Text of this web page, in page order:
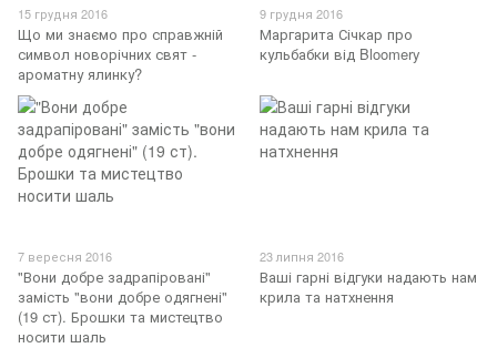
15 грудня 2016
Що ми знаємо про справжній
символ новорічних свят -
ароматну ялинку?
9 грудня 2016
Маргарита Січкар про
кульбабки від Bloomery
7 вересня 2016
"Вони добре задрапіровані"
замість "вони добре одягнені"
(19 ст). Брошки та мистецтво
носити шаль
23 липня 2016
Ваші гарні відгуки надають нам
крила та натхнення